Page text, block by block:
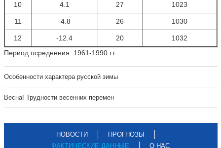
10 4.1 27 1023
11 -4.8 26 1030
12 -12.4 20
1032
Период осреднения: 1961-1990 г.г.
Особенности характера русской зимы
Весна! Трудности весенних перемен
НОВОСТИ
ПРОГНОЗЫ
ФАКТИЧЕСКИЕ ДАННЫЕ
О НАС